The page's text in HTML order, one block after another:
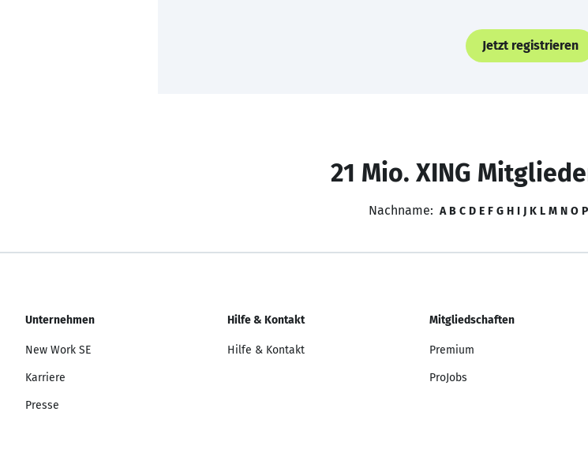
Jetzt registrieren
21 Mio. XING
Nachname: A B C D E F G H I J K L M N O P
Unternehmen
New Work SE
Karriere
Presse
Hilfe & Kontakt
Hilfe & Kontakt
Mitgliedschaften
Premium
ProJobs